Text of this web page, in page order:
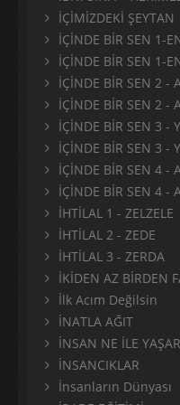
İÇİMİZDEKİ ŞEYTAN
İÇİNDE BİR SEN 1-
İÇİNDE BİR SEN 1-
İÇİNDE BİR SEN 2 -
İÇİNDE BİR SEN 2 -
İÇİNDE BİR SEN 3 -
İÇİNDE BİR SEN 3 -
İÇİNDE BİR SEN 4 -
İÇİNDE BİR SEN 4 -
İHTİLAL 1 - ZELZELE
İHTİLAL 2 - ZEDE
İHTİLAL 3 - ZERDA
İKİDEN AZ BİRDEN
İlk Acım Değilsin
İNATLA AĞIT
İNSAN NE İLE YAŞAR
İNSANCIKLAR
İnsanların Dünyası